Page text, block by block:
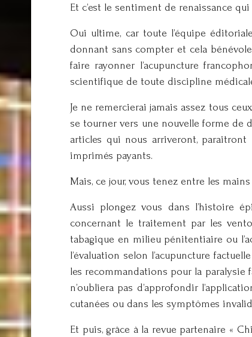
Et c’est le sentiment de renaissance
Oui ultime, car toute l’équipe
donnant sans compter et cela
faire rayonner l’acupuncture
scientifique de toute discipline
Je ne remercierai jamais assez tous
se tourner vers une nouvelle forme de
articles qui nous arriveront,
imprimés payants.
Mais, ce jour, vous tenez entre les
Aussi plongez vous dans l’histoire
concernant le traitement par les
tabagique en milieu pénitentiaire ou
l’évaluation selon l’acupuncture
les recommandations pour la paralysie
n’oubliera pas d’approfondir
cutanées ou dans les symptômes
Et puis, grâce à la revue partenaire «